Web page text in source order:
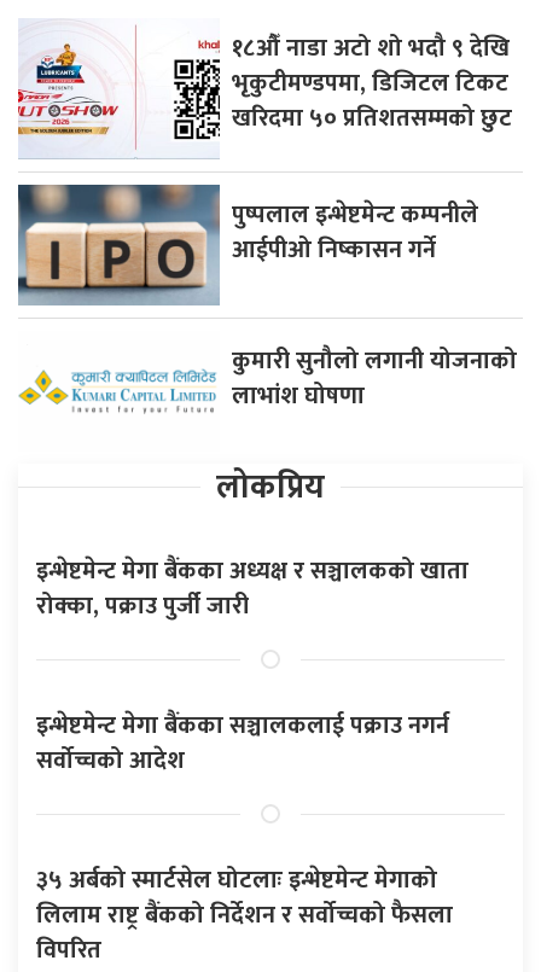
१८औँ नाडा अटो शो भदौ ९ देखि
भृकुटीमण्डपमा, डिजिटल टिकट
खरिदमा ५० प्रतिशतसम्मको छुट
पुष्पलाल इन्भेष्टमेन्ट कम्पनीले
आईपीओ निष्कासन गर्ने
कुमारी सुनौलो लगानी योजनाको
लाभांश घोषणा
लोकप्रिय
इन्भेष्टमेन्ट मेगा बैंकका अध्यक्ष र सञ्चालकको खाता
रोक्का, पक्राउ पुर्जी जारी
इन्भेष्टमेन्ट मेगा बैंकका सञ्चालकलाई पक्राउ नगर्न
सर्वोच्चको आदेश
३५ अर्बको स्मार्टसेल घोटलाः इन्भेष्टमेन्ट मेगाको
लिलाम राष्ट्र बैंकको निर्देशन र सर्वोच्चको फैसला
विपरित